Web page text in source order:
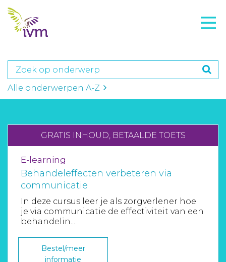
VMI
IVM-academie
Zorginstellingen
Projecten
Actueel
Contact
Winkelwagentje
Aanmelden nieuwsbrief
Alle onderwerpen A-Z
GRATIS INHOUD, BETAALDE TOETS
E-learning
Behandeleffecten verbeteren via
communicatie
In deze cursus leer je als zorgverlener hoe
je via communicatie de effectiviteit van een
behandelin...
Bestel/meer
informatie